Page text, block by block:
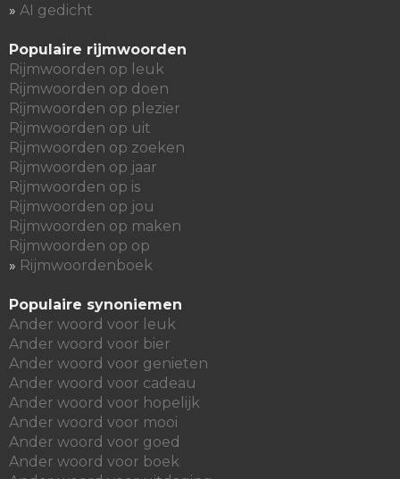
» AI gedicht
Populaire rijmwoorden
Rijmwoorden op leuk
Rijmwoorden op doen
Rijmwoorden op plezier
Rijmwoorden op uit
Rijmwoorden op zoeken
Rijmwoorden op jaar
Rijmwoorden op is
Rijmwoorden op jou
Rijmwoorden op maken
Rijmwoorden op op
» Rijmwoordenboek
Populaire synoniemen
Ander woord voor leuk
Ander woord voor bier
Ander woord voor genieten
Ander woord voor cadeau
Ander woord voor hopelijk
Ander woord voor mooi
Ander woord voor goed
Ander woord voor boek